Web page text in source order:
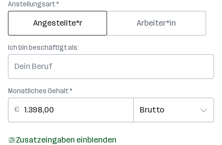
Anstellungsart *
Angestellte*r Arbeiter*in
Ich bin beschäftigt als:
Monatliches Gehalt *
Zusatzeingaben einblenden